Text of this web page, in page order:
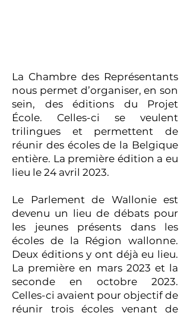
La Chambre des Représentants
nous permet d’organiser, en son
sein, des éditions du Projet
École. Celles-ci se veulent
trilingues et permettent de
réunir des écoles de la Belgique
entière. La première édition a eu
lieu le 24 avril 2023.
Le Parlement de Wallonie est
devenu un lieu de débats pour
les jeunes présents dans les
écoles de la Région wallonne.
Deux éditions y ont déjà eu lieu.
La première en mars 2023 et la
seconde en octobre 2023.
Celles-ci avaient pour objectif de
réunir trois écoles venant de